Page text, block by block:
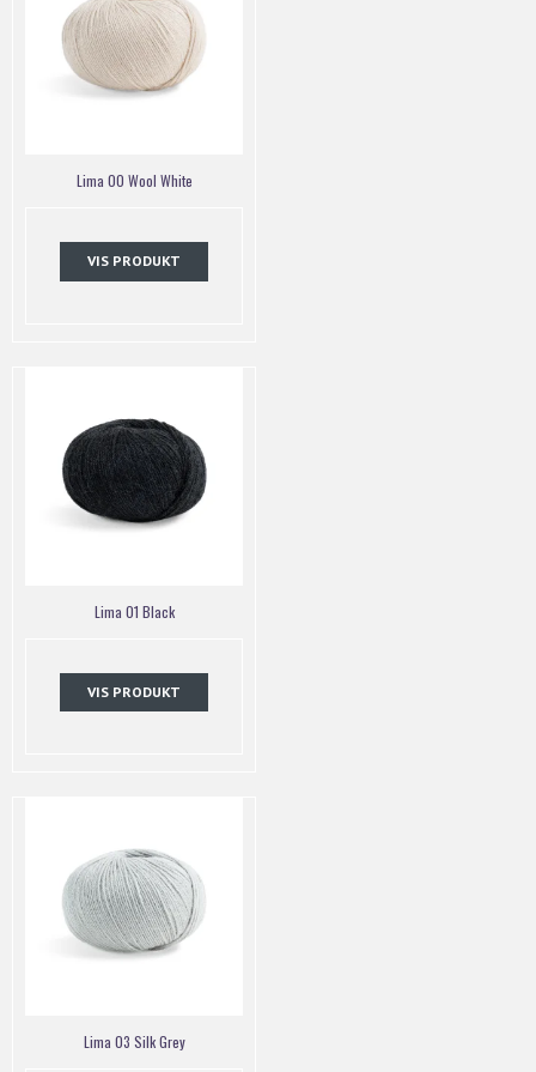
Lima 00 Wool White
VIS PRODUKT
Lima 01 Black
VIS PRODUKT
Lima 03 Silk Grey